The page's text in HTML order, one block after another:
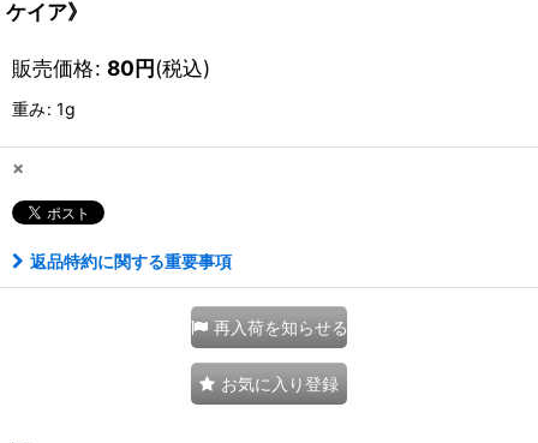
ケイア》
販売価格: 80円(税込)
重み: 1g
×
返品特約に関する重要事項
再入荷を知らせる
お気に入り登録